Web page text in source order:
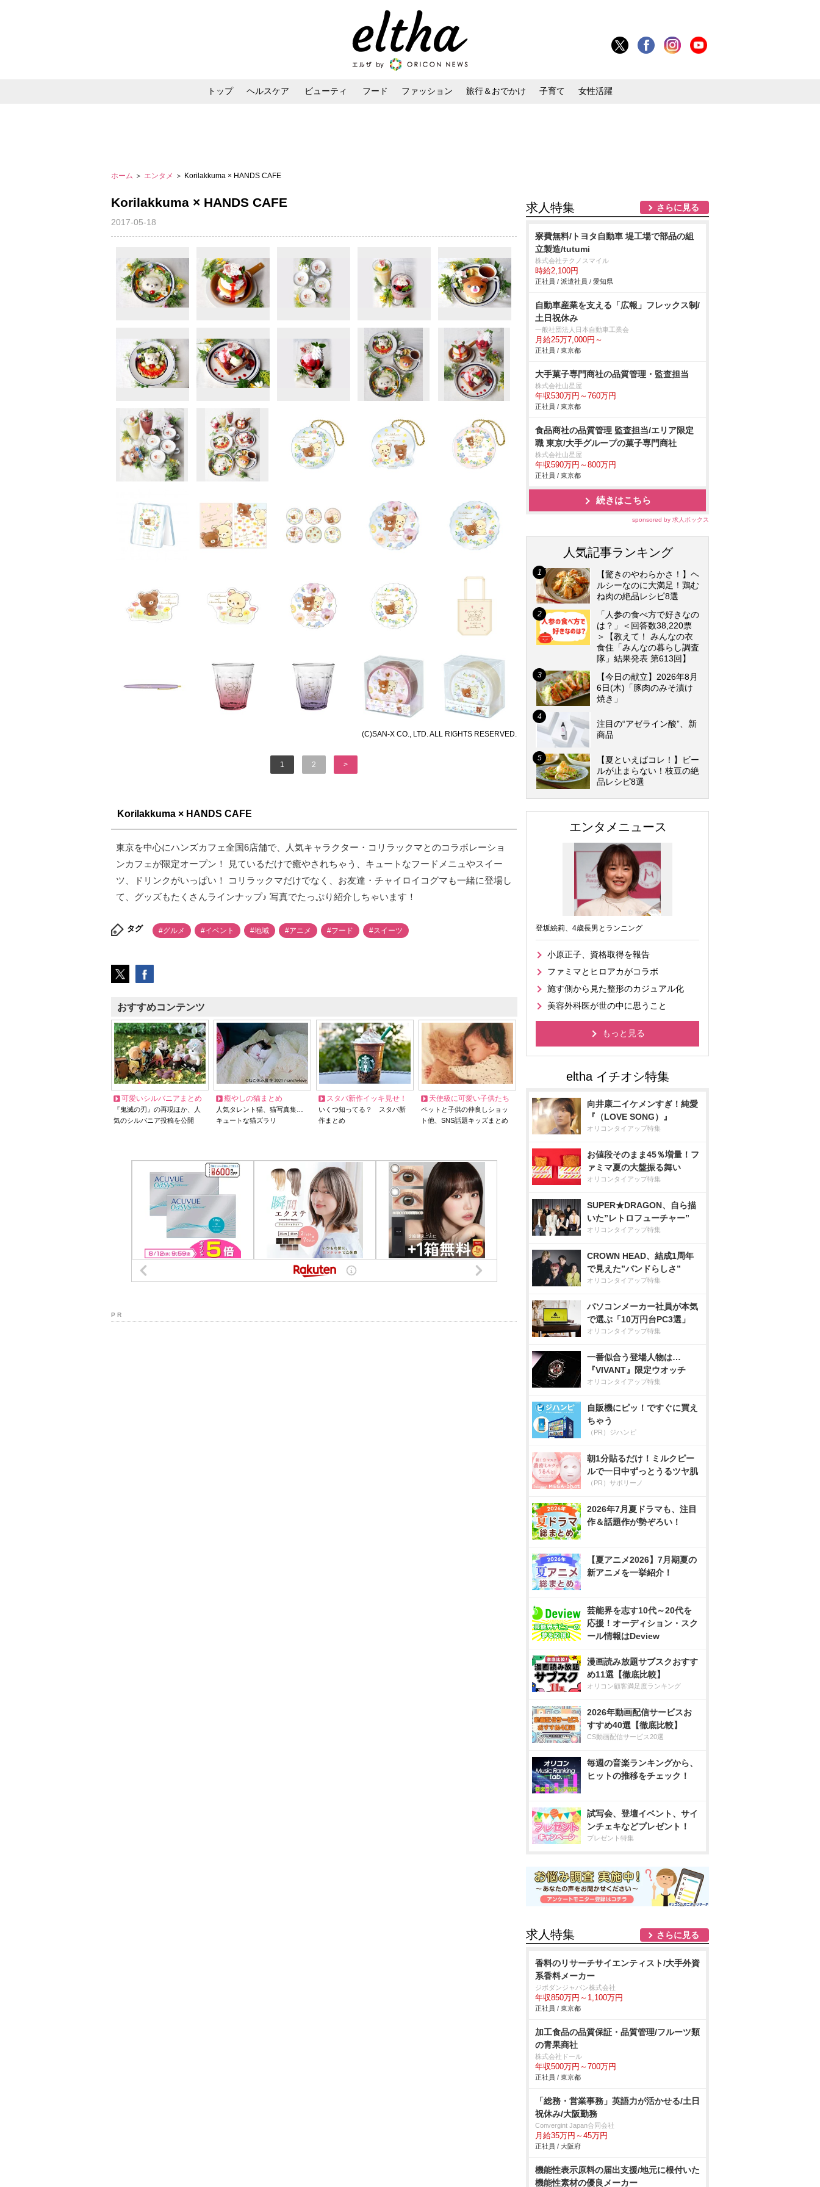
トップ ヘルスケア ビューティ フード ファッション 旅行＆おでかけ 子育て 女性活躍
ホーム ＞ エンタメ ＞ Korilakkuma × HANDS CAFE
Korilakkuma × HANDS CAFE
2017-05-18
(C)SAN-X CO., LTD. ALL RIGHTS RESERVED.
1 2 >
Korilakkuma × HANDS CAFE
東京を中心にハンズカフェ全国6店舗で、人気キャラクター・コリラックマとのコラボレーショ
ンカフェが限定オープン！ 見ているだけで癒やされちゃう、キュートなフードメニュやスイー
ツ、ドリンクがいっぱい！ コリラックマだけでなく、お友達・チャイロイコグマも一緒に登場し
て、グッズもたくさんラインナップ♪ 写真でたっぷり紹介しちゃいます！
タグ #グルメ #イベント #地域 #アニメ #フード #スイーツ
おすすめコンテンツ
可愛いシルバニアまとめ
『鬼滅の刃』の再現ほか、人
気のシルバニア投稿を公開
癒やしの猫まとめ
人気タレント猫、猫写真集…
キュートな猫ズラリ
スタバ新作イッキ見せ！
いくつ知ってる？ スタバ新
作まとめ
天使級に可愛い子供たち
ペットと子供の仲良しショッ
ト他、SNS話題キッズまとめ
P R
求人特集 さらに見る
寮費無料/トヨタ自動車 堤工場で部品の組
立製造/tutumi
株式会社テクノスマイル
時給2,100円
正社員 / 派遣社員 / 愛知県
自動車産業を支える「広報」フレックス制/
土日祝休み
一般社団法人日本自動車工業会
月給25万7,000円～
正社員 / 東京都
大手菓子専門商社の品質管理・監査担当
株式会社山星屋
年収530万円～760万円
正社員 / 東京都
食品商社の品質管理 監査担当/エリア限定
職 東京/大手グループの菓子専門商社
株式会社山星屋
年収590万円～800万円
正社員 / 東京都
続きはこちら
sponsored by 求人ボックス
人気記事ランキング
【驚きのやわらかさ！】ヘ
ルシーなのに大満足！鶏む
ね肉の絶品レシピ8選
「人参の食べ方で好きなの
は？」＜回答数38,220票
＞【教えて！ みんなの衣
食住「みんなの暮らし調査
隊」結果発表 第613回】
【今日の献立】2026年8月
6日(木)「豚肉のみそ漬け
焼き」
注目の“アゼライン酸”、新
商品
【夏といえばコレ！】ビー
ルが止まらない！枝豆の絶
品レシピ8選
エンタメニュース
登坂絵莉、4歳長男とランニング
小原正子、資格取得を報告
ファミマとヒロアカがコラボ
施す側から見た整形のカジュアル化
美容外科医が世の中に思うこと
もっと見る
向井康二イケメンすぎ！純愛
『（LOVE SONG）』
オリコンタイアップ特集
お値段そのまま45％増量！フ
ァミマ夏の大盤振る舞い
オリコンタイアップ特集
SUPER★DRAGON、自ら描
いた”レトロフューチャー”
オリコンタイアップ特集
CROWN HEAD、結成1周年
で見えた”バンドらしさ”
オリコンタイアップ特集
パソコンメーカー社員が本気
で選ぶ「10万円台PC3選」
オリコンタイアップ特集
一番似合う登場人物は…
『VIVANT』限定ウオッチ
オリコンタイアップ特集
自販機にピッ！ですぐに買え
ちゃう
（PR）ジハンピ
朝1分貼るだけ！ミルクピー
ルで一日中ずっとうるツヤ肌
（PR）サボリーノ
2026年7月夏ドラマも、注目
作＆話題作が勢ぞろい！
【夏アニメ2026】7月期夏の
新アニメを一挙紹介！
芸能界を志す10代～20代を
応援！オーディション・スク
ール情報はDeview
漫画読み放題サブスクおすす
め11選【徹底比較】
オリコン顧客満足度ランキング
2026年動画配信サービスお
すすめ40選【徹底比較】
CS動画配信サービス20選
毎週の音楽ランキングから、
ヒットの推移をチェック！
試写会、登壇イベント、サイ
ンチェキなどプレゼント！
プレゼント特集
求人特集 さらに見る
香料のリサーチサイエンティスト/大手外資
系香料メーカー
ジボダンジャパン株式会社
年収850万円～1,100万円
正社員 / 東京都
加工食品の品質保証・品質管理/フルーツ類
の青果商社
株式会社ドール
年収500万円～700万円
正社員 / 東京都
「総務・営業事務」英語力が活かせる/土日
祝休み/大阪勤務
Convergint Japan合同会社
月給35万円～45万円
正社員 / 大阪府
機能性表示原料の届出支援/地元に根付いた
機能性素材の優良メーカー